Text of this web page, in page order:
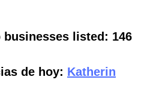
businesses listed: 146
de hoy: Katherin